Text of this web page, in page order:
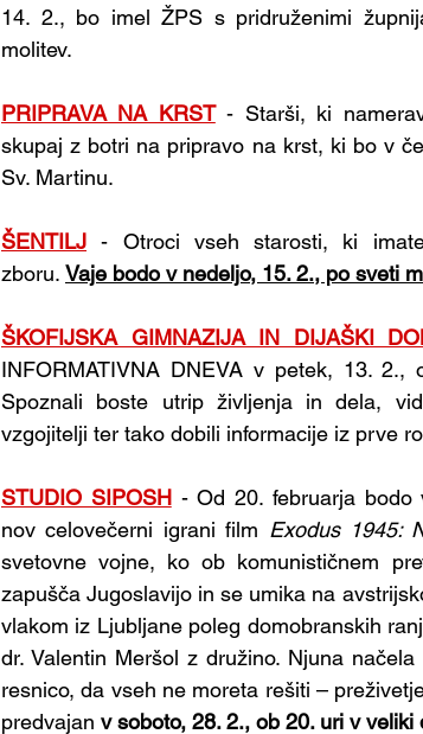
14. 2., bo imel ŽPS s pridruženimi
molitev.
PRIPRAVA NA KRST - Starši, ki
skupaj z botri na pripravo na krst, ki bo v
Sv. Martinu.
ŠENTILJ - Otroci vseh starosti, ki
zboru. Vaje bodo v nedeljo, 15. 2., po sveti
ŠKOFIJSKA GIMNAZIJA IN DIJAŠKI
INFORMATIVNA DNEVA v petek, 13.
Spoznali boste utrip življenja in dela,
vzgojitelji ter tako dobili informacije iz prve
STUDIO SIPOSH - Od 20. februarja bodo
nov celovečerni igrani film Exodus 1945:
svetovne vojne, ko ob komunističnem
zapušča Jugoslavijo in se umika na
vlakom iz Ljubljane poleg domobranskih
dr. Valentin Meršol z družino. Njuna
resnico, da vseh ne moreta rešiti –
predvajan v soboto, 28. 2., ob 20. uri v veliki